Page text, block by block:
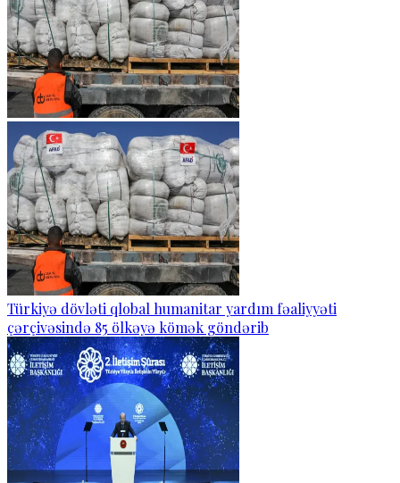
Türkiyə dövləti qlobal humanitar yardım fəaliyyəti
çərçivəsində 85 ölkəyə kömək göndərib